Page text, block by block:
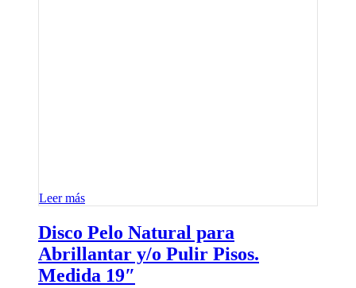
Leer más
Disco Pelo Natural para
Abrillantar y/o Pulir Pisos.
Medida 19″